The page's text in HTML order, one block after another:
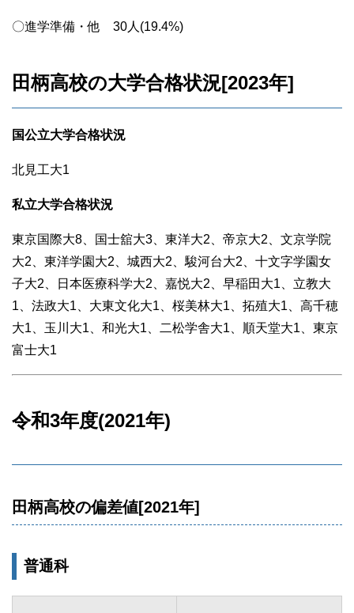
〇進学準備・他 30人(19.4%)
田柄高校の大学合格状況[2023年]
国公立大学合格状況
北見工大1
私立大学合格状況
東京国際大8、国士舘大3、東洋大2、帝京大2、文京学院
大2、東洋学園大2、城西大2、駿河台大2、十文字学園女
子大2、日本医療科学大2、嘉悦大2、早稲田大1、立教大
1、法政大1、大東文化大1、桜美林大1、拓殖大1、高千穂
大1、玉川大1、和光大1、二松学舎大1、順天堂大1、東京
富士大1
令和3年度(2021年)
田柄高校の偏差値[2021年]
普通科